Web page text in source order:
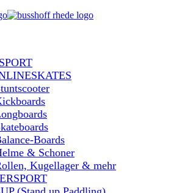
Boards
& Schoner
Kugellager & mehr